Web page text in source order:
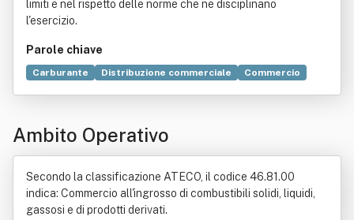
limiti e nel rispetto delle norme che ne disciplinano
l'esercizio.
Parole chiave
Carburante Distribuzione commerciale
Commercio
Settore immobiliare
Stazione di servizio
Ambito Operativo
Secondo la classificazione ATECO, il codice 46.81.00
indica: Commercio all'ingrosso di combustibili solidi, liquidi,
gassosi e di prodotti derivati.